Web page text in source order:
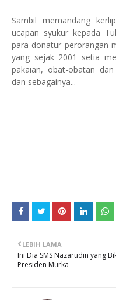
Sambil memandang
ucapan syukur kepada
para donatur perorangan
yang sejak 2001 setia
pakaian, obat-obatan
dan sebagainya...
LEBIH LAMA
Ini Dia SMS Nazarudin yang
Presiden Murka